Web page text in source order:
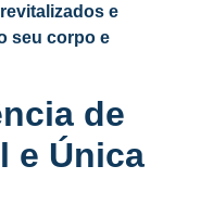
e
seu corpo e
de
e Única